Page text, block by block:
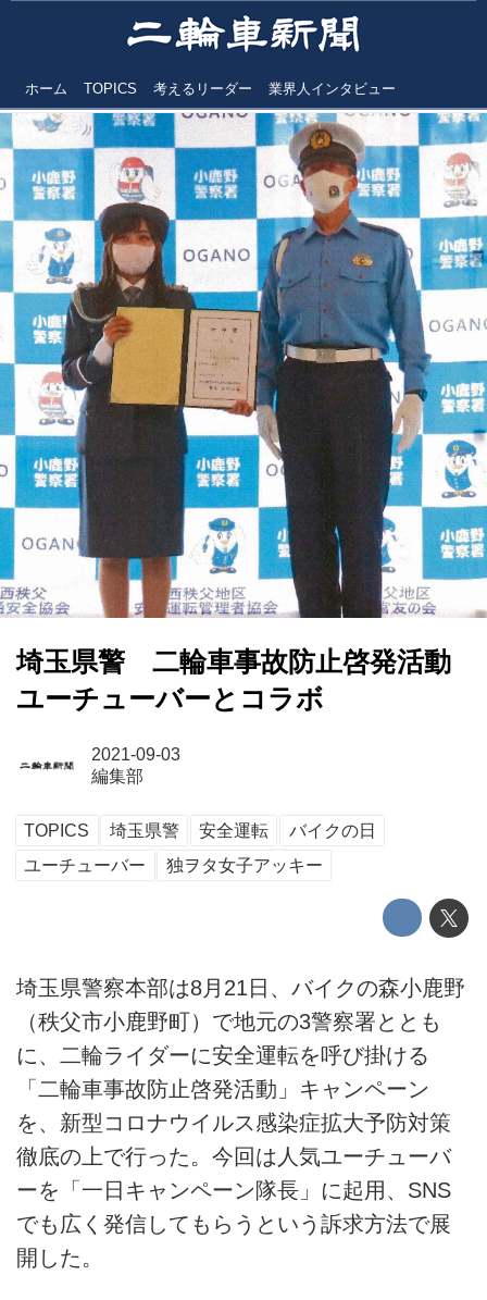
ホーム TOPICS 考えるリーダー 業界人インタビュー
埼玉県警 二輪車事故防止啓発活動
ユーチューバーとコラボ
2021-09-03
編集部
TOPICS 埼玉県警 安全運転
バイクの日
ユーチューバー
独ヲタ女子アッキー
埼玉県警察本部は8月21日、バイクの森小鹿野
（秩父市小鹿野町）で地元の3警察署ととも
に、二輪ライダーに安全運転を呼び掛ける
「二輪車事故防止啓発活動」キャンペーン
を、新型コロナウイルス感染症拡大予防対策
徹底の上で行った。今回は人気ユーチューバ
ーを「一日キャンペーン隊長」に起用、SNS
でも広く発信してもらうという訴求方法で展
開した。